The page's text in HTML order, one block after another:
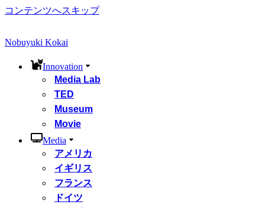
コンテンツへスキップ
Nobuyuki Kokai
Innovation
Media Lab
TED
Museum
Movie
Media
アメリカ
イギリス
フランス
ドイツ